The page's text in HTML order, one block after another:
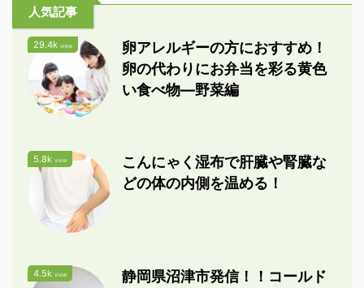
人気記事
29.4k view
卵アレルギーの方におすすめ！
卵の代わりにお弁当を彩る黄色
い食べ物―野菜編
5.8k view
こんにゃく湿布で肝臓や腎臓な
どの体の内側を温める！
4.5k view
静岡県沼津市発信！！コールド